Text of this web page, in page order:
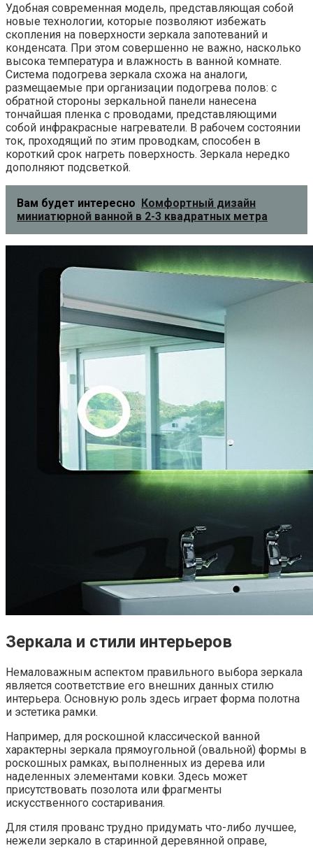
Удобная современная модель, представляющая собой
новые технологии, которые позволяют избежать
скопления на поверхности зеркала запотеваний и
конденсата. При этом совершенно не важно, насколько
высока температура и влажность в ванной комнате.
Система подогрева зеркала схожа на аналоги,
размещаемые при организации подогрева полов: с
обратной стороны зеркальной панели нанесена
тончайшая пленка с проводами, представляющими
собой инфракрасные нагреватели. В рабочем состоянии
ток, проходящий по этим проводкам, способен в
короткий срок нагреть поверхность. Зеркала нередко
дополняют подсветкой.
Вам будет интересно Комфортный дизайн
миниатюрной ванной в 2-3 квадратных метра
Зеркала и стили интерьеров
Немаловажным аспектом правильного выбора зеркала
является соответствие его внешних данных стилю
интерьера. Основную роль здесь играет форма полотна
и эстетика рамки.
Например, для роскошной классической ванной
характерны зеркала прямоугольной (овальной) формы в
роскошных рамках, выполненных из дерева или
наделенных элементами ковки. Здесь может
присутствовать позолота или фрагменты
искусственного состаривания.
Для стиля прованс трудно придумать что-либо лучшее,
нежели зеркало в старинной деревянной оправе,